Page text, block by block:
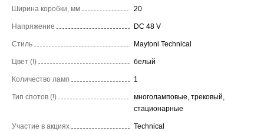
Ширина коробки, мм 20
Напряжение DC 48 V
Стиль Maytoni Technical
Цвет (!) белый
Количество ламп 1
Тип спотов (!)
многоламповые, трековый,
стационарные
Участие в акциях Technical